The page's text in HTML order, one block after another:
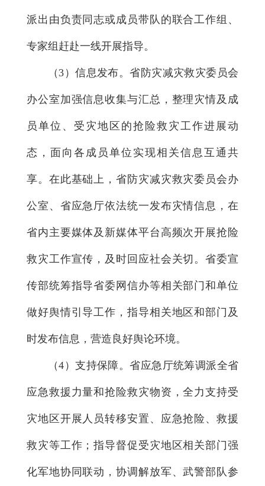
派出由负责同志或成员带队的联合工作组、
专家组赶赴一线开展指导。
（3）信息发布。省防灾减灾救灾委员会
办公室加强信息收集与汇总，整理灾情及成
员单位、受灾地区的抢险救灾工作进展动
态，面向各成员单位实现相关信息互通共
享。在此基础上，省防灾减灾救灾委员会办
公室、省应急厅依法统一发布灾情信息，在
省内主要媒体及新媒体平台高频次开展抢险
救灾工作宣传，及时回应社会关切。省委宣
传部统筹指导省委网信办等相关部门和单位
做好舆情引导工作，指导相关地区和部门及
时发布信息，营造良好舆论环境。
（4）支持保障。省应急厅统筹调派全省
应急救援力量和抢险救灾物资，全力支持受
灾地区开展人员转移安置、应急抢险、救援
救灾等工作；指导督促受灾地区相关部门强
化军地协同联动，协调解放军、武警部队参